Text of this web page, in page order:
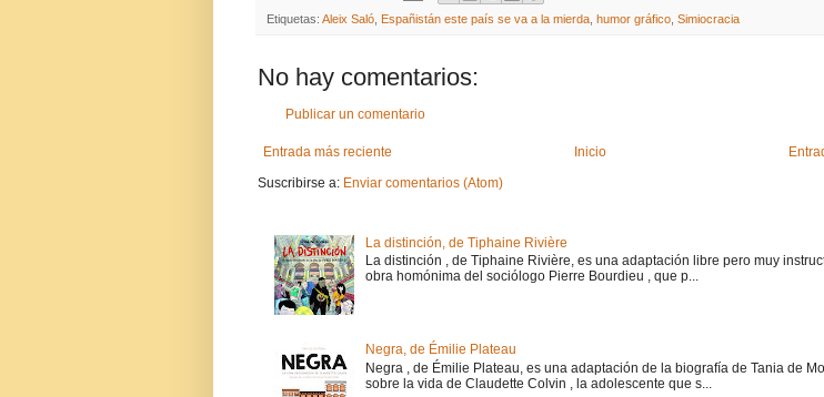
Etiquetas: Aleix Saló Españistán este país se va a la mierda humor gráfico Simiocracia
No hay comentarios:
Publicar un comentario
Entrada más reciente
Inicio
Suscribirse a: Enviar comentarios (Atom)
La distinción, de Tiphaine Rivière
La distinción , de Tiphaine Rivière, es una adaptación libre pero muy
obra homónima del sociólogo Pierre Bourdieu , que p...
Negra, de Émilie Plateau
Negra , de Émilie Plateau, es una adaptación de la biografía de Tania de
sobre la vida de Claudette Colvin , la adolescente que s...